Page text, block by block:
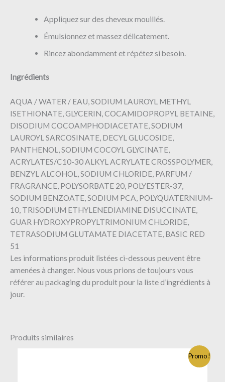
Appliquez sur des cheveux mouillés.
Émulsionnez et massez délicatement.
Rincez abondamment et répétez si besoin.
Ingrédients
AQUA / WATER / EAU, SODIUM LAUROYL METHYL
ISETHIONATE, GLYCERIN, COCAMIDOPROPYL BETAINE,
DISODIUM COCOAMPHODIACETATE, SODIUM
LAUROYL SARCOSINATE, DECYL GLUCOSIDE,
PANTHENOL, SODIUM COCOYL GLYCINATE,
ACRYLATES/C10-30 ALKYL ACRYLATE CROSSPOLYMER,
BENZYL ALCOHOL, SODIUM CHLORIDE, PARFUM /
FRAGRANCE, POLYSORBATE 20, POLYESTER-37,
SODIUM BENZOATE, SODIUM PCA, POLYQUATERNIUM-
10, TRISODIUM ETHYLENEDIAMINE DISUCCINATE,
GUAR HYDROXYPROPYLTRIMONIUM CHLORIDE,
TETRASODIUM GLUTAMATE DIACETATE, BASIC RED
51
Les informations produit listées ci-dessous peuvent être
amenées à changer. Nous vous prions de toujours vous
référer au packaging du produit pour la liste d’ingrédients à
jour.
Produits similaires
Promo !